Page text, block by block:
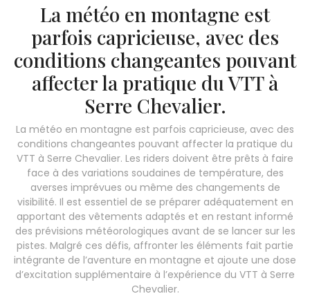
La météo en montagne est
parfois capricieuse, avec des
conditions changeantes pouvant
affecter la pratique du VTT à
Serre Chevalier.
La météo en montagne est parfois capricieuse, avec des
conditions changeantes pouvant affecter la pratique du
VTT à Serre Chevalier. Les riders doivent être prêts à faire
face à des variations soudaines de température, des
averses imprévues ou même des changements de
visibilité. Il est essentiel de se préparer adéquatement en
apportant des vêtements adaptés et en restant informé
des prévisions météorologiques avant de se lancer sur les
pistes. Malgré ces défis, affronter les éléments fait partie
intégrante de l’aventure en montagne et ajoute une dose
d’excitation supplémentaire à l’expérience du VTT à Serre
Chevalier.